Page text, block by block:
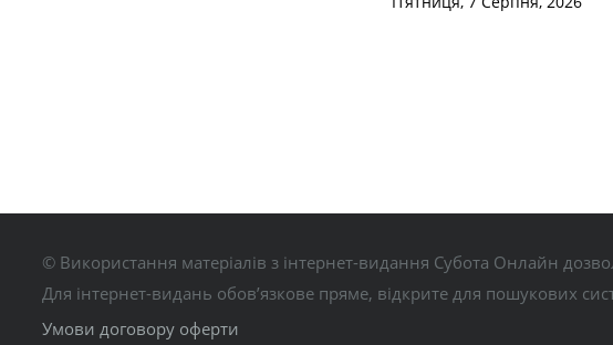
© Використання матеріалів з інтернет-видання Субота Онлайн
Для інтернет-видань обов’язкове пряме, відкрите для пошукових
Умови договору оферти